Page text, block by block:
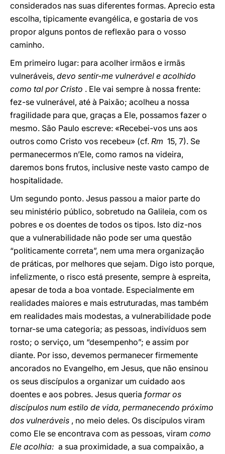
considerados nas suas diferentes formas. Aprecio esta
escolha, tipicamente evangélica, e gostaria de vos
propor alguns pontos de reflexão para o vosso
caminho.
Em primeiro lugar: para acolher irmãos e irmãs
vulneráveis, devo sentir-me vulnerável e acolhido
como tal por Cristo . Ele vai sempre à nossa frente:
fez-se vulnerável, até à Paixão; acolheu a nossa
fragilidade para que, graças a Ele, possamos fazer o
mesmo. São Paulo escreve: «Recebei-vos uns aos
outros como Cristo vos recebeu» (cf. Rm 15, 7). Se
permanecermos n’Ele, como ramos na videira,
daremos bons frutos, inclusive neste vasto campo de
hospitalidade.
Um segundo ponto. Jesus passou a maior parte do
seu ministério público, sobretudo na Galileia, com os
pobres e os doentes de todos os tipos. Isto diz-nos
que a vulnerabilidade não pode ser uma questão
“politicamente correta”, nem uma mera organização
de práticas, por melhores que sejam. Digo isto porque,
infelizmente, o risco está presente, sempre à espreita,
apesar de toda a boa vontade. Especialmente em
realidades maiores e mais estruturadas, mas também
em realidades mais modestas, a vulnerabilidade pode
tornar-se uma categoria; as pessoas, indivíduos sem
rosto; o serviço, um “desempenho”; e assim por
diante. Por isso, devemos permanecer firmemente
ancorados no Evangelho, em Jesus, que não ensinou
os seus discípulos a organizar um cuidado aos
doentes e aos pobres. Jesus queria formar os
discípulos num estilo de vida, permanecendo próximo
dos vulneráveis , no meio deles. Os discípulos viram
como Ele se encontrava com as pessoas, viram como
Ele acolhia: a sua proximidade, a sua compaixão, a